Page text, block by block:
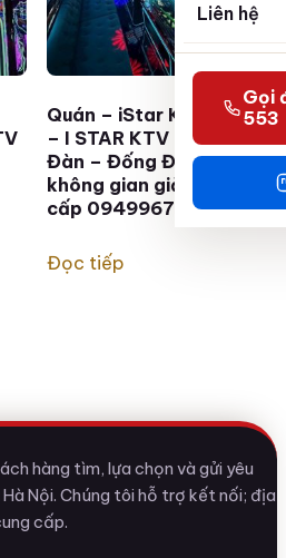
Liên hệ
Gọi
553
Quán – iStar KARAOKE
– I STAR KTV – 334 Xã
Đàn – Đống Đa Hà Nội –
không gian giải trí đẳng
cấp 0949967786
Đọc tiếp
hàng tìm, lựa chọn và gửi yêu
Nội. Chúng tôi hỗ trợ kết nối; địa
cấp.